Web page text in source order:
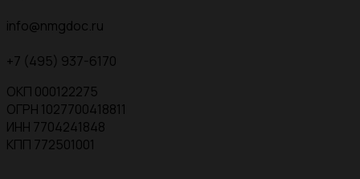
info@nmgdoc.ru
+7 (495) 937-6170
ОКП 000122275
ОГРН 1027700418811
ИНН 7704241848
КПП 772501001